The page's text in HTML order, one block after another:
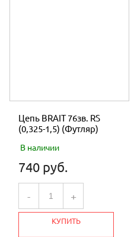
Цепь BRAIT 76зв. RS
(0,325-1,5) (Футляр)
В наличии
740 руб.
- +
КУПИТЬ